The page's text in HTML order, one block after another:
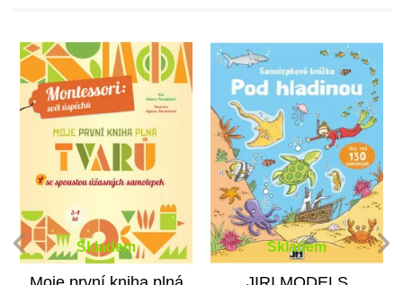
Skladem Skladem